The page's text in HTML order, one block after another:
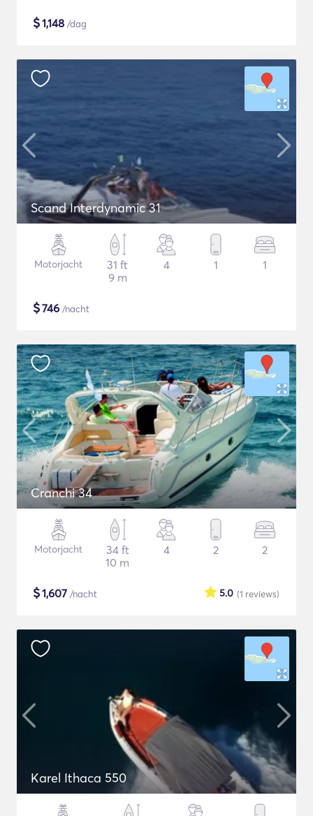
$1,148 /dag
Scand Interdynamic 31
Motorjacht
31 ft
9 m
4 1 1
$746 /nacht
Cranchi 34
Motorjacht
34 ft
10 m
4 2 2
$1,607 /nacht (1 reviews)
5.0
Karel Ithaca 550